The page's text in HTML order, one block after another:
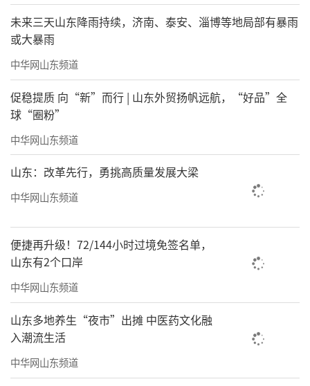
未来三天山东降雨持续，济南、泰安、淄博等地局部有暴雨
或大暴雨
中华网山东频道
促稳提质 向“新”而行 | 山东外贸扬帆远航，“好品”全
球“圈粉”
中华网山东频道
山东：改革先行，勇挑高质量发展大梁
中华网山东频道
便捷再升级！72/144小时过境免签名单，
山东有2个口岸
中华网山东频道
山东多地养生“夜市”出摊 中医药文化融
入潮流生活
中华网山东频道